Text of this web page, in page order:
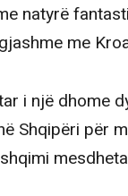
natyrë
me
i një dhome
Shqipëri për